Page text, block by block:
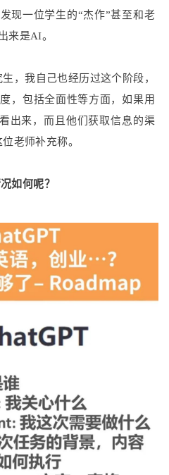
现一位学生的“杰作”甚至和老
来是AI。
，我自己也经历过这个阶段，
，包括全面性等方面，如果用
出来，而且他们获取信息的渠
老师补充称。
如何呢？